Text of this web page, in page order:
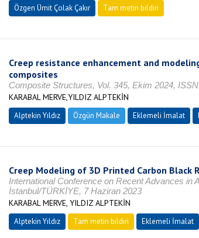
Özgen Ümit Çolak Çakır Tam metin bildiri
Creep resistance enhancement and
composites
Composite Structures, Vol. 345, Ekim 2024,
KARABAL MERVE,YILDIZ ALPTEKİN
Alptekin Yıldız Özgün Makale Eklemeli İmalat
Creep Modeling of 3D Printed Carbon Black
International Conference on Recent Advances in
İstanbul/TÜRKİYE, 7 Haziran 2023
KARABAL MERVE, YILDIZ ALPTEKİN
Alptekin Yıldız Tam metin bildiri Eklemeli İmalat